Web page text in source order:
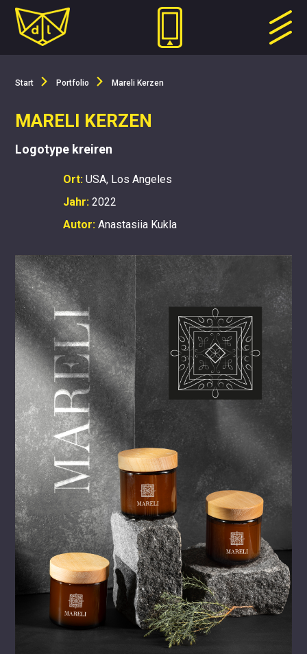
Start Portfolio Mareli Kerzen
MARELI KERZEN
Logotype kreiren
Ort: USA, Los Angeles
Jahr: 2022
Autor: Anastasiia Kukla